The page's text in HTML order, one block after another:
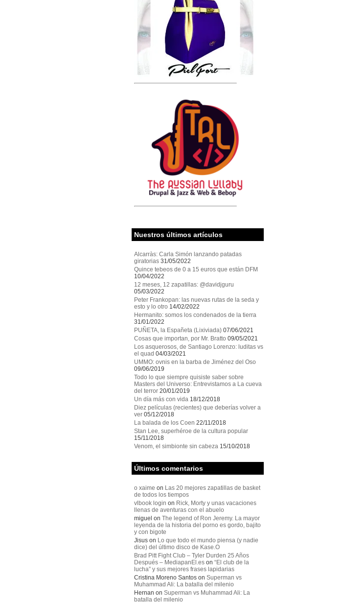
Nuestros últimos artículos
Alcarràs: Carla Simón lanzando patadas
giratorias 31/05/2022
Quince tebeos de 0 a 15 euros que están DFM
10/04/2022
12 meses, 12 zapatillas: @davidjguru
05/03/2022
Peter Frankopan: las nuevas rutas de la seda y
esto y lo otro 14/02/2022
Hermanito: somos los condenados de la tierra
31/01/2022
PUÑETA, la Españeta (Lixiviada) 07/06/2021
Cosas que importan, por Mr. Bratto 09/05/2021
Los asquerosos, de Santiago Lorenzo: luditas vs
el quad 04/03/2021
UMMO: ovnis en la barba de Jiménez del Oso
09/06/2019
Todo lo que siempre quisiste saber sobre
Masters del Universo: Entrevistamos a La cueva
del terror 20/01/2019
Un día más con vida 18/12/2018
Diez películas (recientes) que deberías volver a
ver 05/12/2018
La balada de los Coen 22/11/2018
Stan Lee, superhéroe de la cultura popular
15/11/2018
Venom, el simbionte sin cabeza 15/10/2018
Últimos comentarios
o xaime on Las 20 mejores zapatillas de basket
de todos los tiempos
vlbook login on Rick, Morty y unas vacaciones
llenas de aventuras con el abuelo
miguel on The legend of Ron Jeremy. La mayor
leyenda de la historia del porno es gordo, bajito
y con bigote
Jisuson Lo que todo el mundo piensa (y nadie
dice) del último disco de Kase.O
Brad Pitt Fight Club – Tyler Durden 25 Años
Después – MediapanEl.eson “El club de la
lucha” y sus mejores frases lapidarias
Cristina Moreno Santoson Superman vs
Muhammad Ali: La batalla del milenio
Hernan on Superman vs Muhammad Ali: La
batalla del milenio